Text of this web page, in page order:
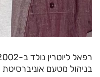
בניהול מטעם אוניברסיטת